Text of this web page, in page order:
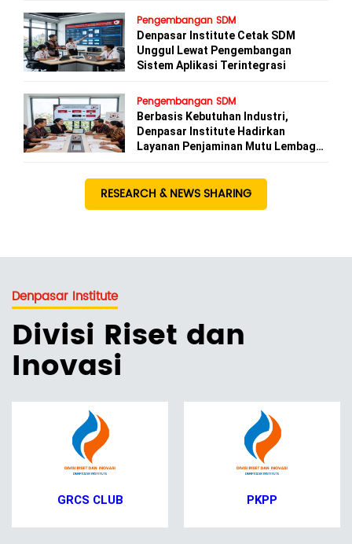
Pengembangan SDM
Denpasar Institute Cetak SDM
Unggul Lewat Pengembangan
Sistem Aplikasi Terintegrasi
Pengembangan SDM
Berbasis Kebutuhan Industri,
Denpasar Institute Hadirkan
Layanan Penjaminan Mutu Lembaga
RESEARCH & NEWS SHARING
Denpasar Institute
Divisi Riset dan
Inovasi
GRCS CLUB PKPP